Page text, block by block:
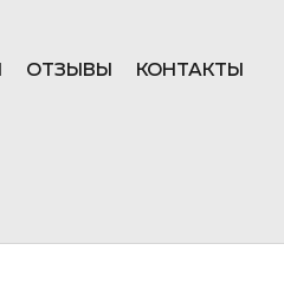
ОТЗЫВЫ КОНТАКТЫ